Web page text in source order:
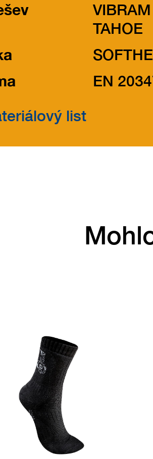
VIBRAM
TAHOE
EN
list